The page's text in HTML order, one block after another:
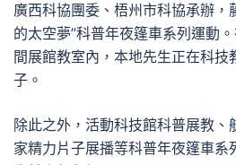
廣西科協團委、梧州市科協承辦，
的太空夢”科普年夜篷車系列運動
間展館教室內，本地先生正在科
子。
除此之外，活動科技館科普展教
家精力片子展播等科普年夜篷車系